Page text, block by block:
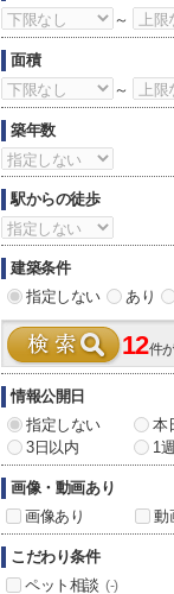
～
面積
～
築年数
駅からの徒歩
建築条件
指定しない
あり
12件
情報公開日
指定しない
本
3日以内
1
画像・動画あり
画像あり
動
こだわり条件
ペット相談 (-)